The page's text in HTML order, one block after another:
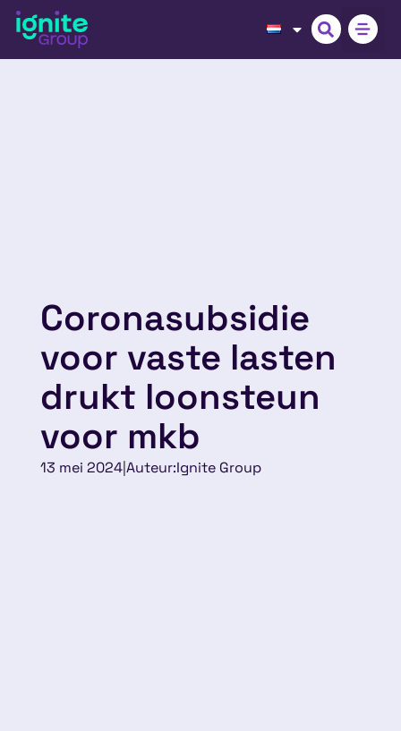
Coronasubsidie
voor vaste lasten
drukt loonsteun
voor mkb
13 mei 2024|Auteur:Ignite Group